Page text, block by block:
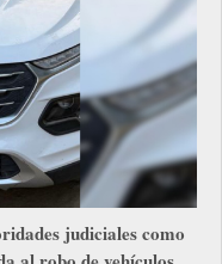
judiciales como